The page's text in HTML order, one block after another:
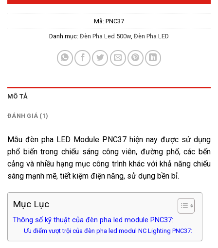
Mã: PNC37
Danh mục: Đèn Pha Led 500w, Đèn Pha LED
MÔ TẢ
ĐÁNH GIÁ (1)
Mẫu đèn pha LED Module PNC37 hiện nay được sử dụng
phổ biến trong chiếu sáng công viên, đường phố, các bến
cảng và nhiều hạng mục công trình khác với khả năng chiếu
sáng mạnh mẽ, tiết kiệm điện năng, sử dụng bền bỉ.
Mục Lục
Thông số kỹ thuật của đèn pha led module PNC37:
Ưu điểm vượt trội của đèn pha led modul NC Lighting PNC37: